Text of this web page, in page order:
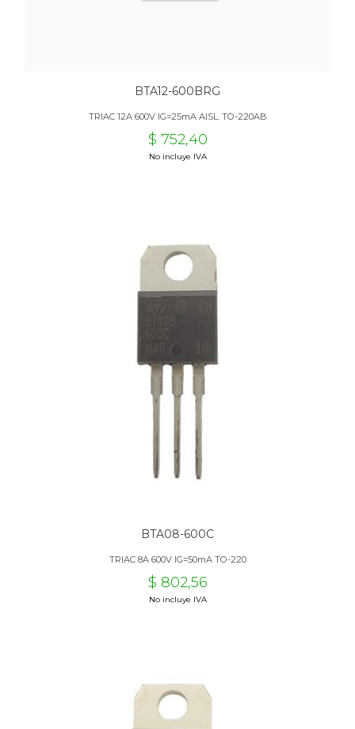
BTA12-600BRG
TRIAC 12A 600V IG=25mA AISL. TO-220AB
$ 752,40
No incluye IVA
BTA08-600C
TRIAC 8A 600V IG=50mA TO-220
$ 802,56
No incluye IVA